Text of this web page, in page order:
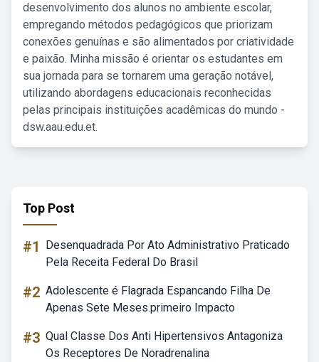
desenvolvimento dos alunos no ambiente escolar,
empregando métodos pedagógicos que priorizam
conexões genuínas e são alimentados por criatividade
e paixão. Minha missão é orientar os estudantes em
sua jornada para se tornarem uma geração notável,
utilizando abordagens educacionais reconhecidas
pelas principais instituições acadêmicas do mundo -
dsw.aau.edu.et.
Top Post
#1
Desenquadrada Por Ato Administrativo Praticado
Pela Receita Federal Do Brasil
#2 Adolescente é Flagrada Espancando Filha De
Apenas Sete Meses.primeiro Impacto
#3 Qual Classe Dos Anti Hipertensivos Antagoniza
Os Receptores De Noradrenalina